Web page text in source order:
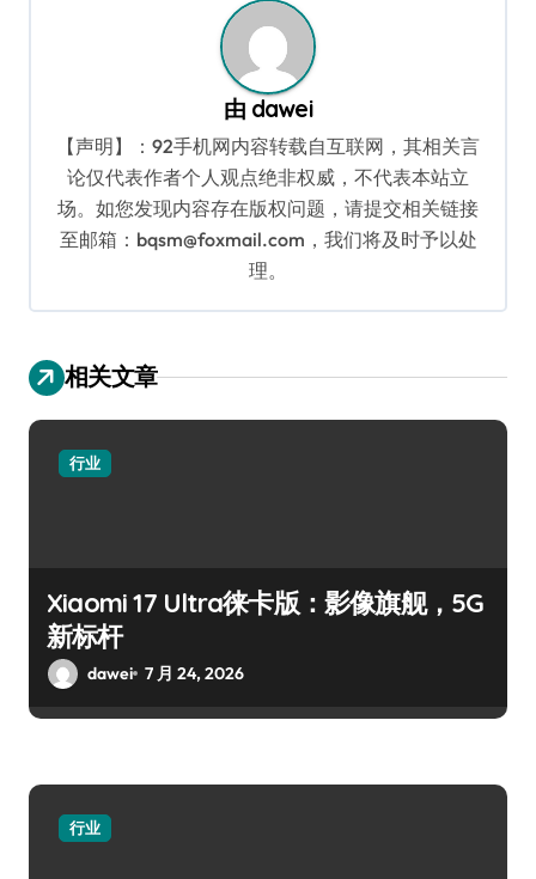
由 dawei
【声明】：92手机网内容转载自互联网，其相关言
论仅代表作者个人观点绝非权威，不代表本站立
场。如您发现内容存在版权问题，请提交相关链接
至邮箱：bqsm@foxmail.com，我们将及时予以处
理。
相关文章
行业
Xiaomi 17 Ultra徕卡版：影像旗舰，5G
新标杆
dawei 7 月 24, 2026
行业